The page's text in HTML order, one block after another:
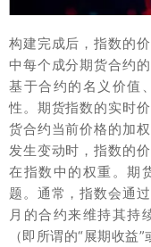
构建完成后，指数的
中每个成分期货合约
基于合约的名义价值
性。期货指数的实时
货合约当前价格的加
发生变动时，指数的
在指数中的权重。期
题。通常，指数会通
月的合约来维持其持
（即所谓的“展期收益